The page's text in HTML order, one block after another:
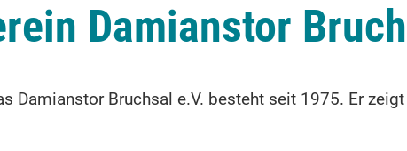
Damianstor
Damianstor Bruchsal e.V. besteht seit 1975. Er